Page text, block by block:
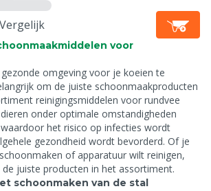
Vergelijk
voor
omgeving voor je koeien te
om de juiste schoonmaakproducten
reinigingsmiddelen voor rundvee
onder optimale omstandigheden
het risico op infecties wordt
gezondheid wordt bevorderd. Of je
of apparatuur wilt reinigen,
de juiste producten in het assortiment.
schoonmaken van de stal